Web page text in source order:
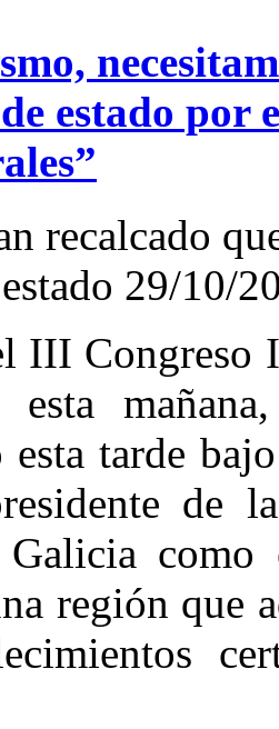
estado por
recalcado
29/10/
III Congreso
esta tarde
de
región que